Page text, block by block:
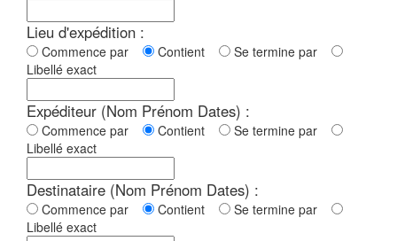
Lieu d'expédition :
Commence par Contient
Se termine par
Libellé exact
Expéditeur (Nom Prénom Dates) :
Commence par Contient
Se termine par
Libellé exact
Destinataire (Nom Prénom Dates) :
Commence par Contient
Se termine par
Libellé exact